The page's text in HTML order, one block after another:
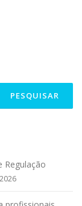
Regulação